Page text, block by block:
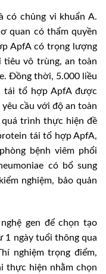
có chủng vi khuẩn A.
quan có thẩm quyền
ApfA có trọng lượng
tiêu vô trùng, an toàn
Đồng thời, 5.000 liều
tái tổ hợp ApfA được
cầu với độ an toàn
quá trình thực hiện đề
tái tổ hợp ApfA,
bệnh viêm phổi
có bổ sung
nghiệm, bảo quản
gen để chọn tạo
1 ngày tuổi thông qua
nghiệm trọng điểm,
thực hiện nhằm chọn